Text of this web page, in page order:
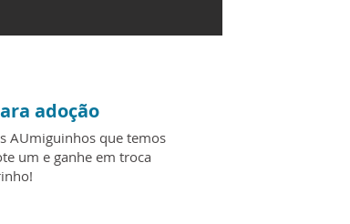
adoção
AUmiguinhos que temos
um e ganhe em troca